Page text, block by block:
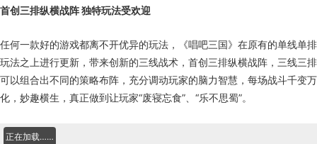
首创三排纵横战阵 独特玩法受欢迎
任何一款好的游戏都离不开优异的玩法，《唱吧三国》在原有的单线单排
玩法之上进行更新，带来创新的三线战术，首创三排纵横战阵，三线三排
可以组合出不同的策略布阵，充分调动玩家的脑力智慧，每场战斗千变万
化，妙趣横生，真正做到让玩家“废寝忘食”、“乐不思蜀”。
正在加载……